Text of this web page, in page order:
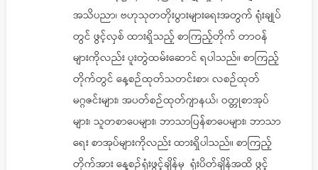
အသိပညာ၊ ဗဟုသုတတိုးပွားများရေးအတွက် ရုံးချုပ်
တွင် ဖွင့်လှစ် ထားရှိသည့် စာကြည့်တိုက် တာဝန်
များကိုလည်း ပူးတွဲထမ်းဆောင် ရပါသည်။ စာကြည့်
တိုက်တွင် နေ့စဉ်ထုတ်သတင်းစာ၊ လစဉ်ထုတ်
မဂ္ဂဇင်းများ၊ အပတ်စဉ်ထုတ်ဂျာနယ်၊ ဝတ္တုစာအုပ်
များ၊ သူတစာပေများ၊ ဘာသာပြန်စာပေများ၊ ဘာသာ
ရေး စာအုပ်များကိုလည်း ထားရှိပါသည်။ စာကြည့်
တိုက်အား နေ့စဉ်ရုံးဖွင့်ချိန်မှ ရုံးပိတ်ချိန်အထိ ဖွင့်